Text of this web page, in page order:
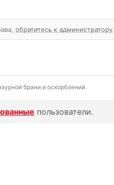
обратитесь к администратору.
брани и оскорблений.
пользователи.